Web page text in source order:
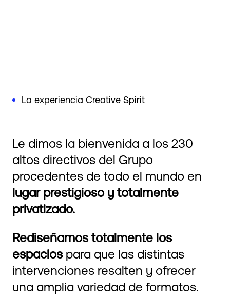
La experiencia Creative Spirit
Le dimos la bienvenida a los 230
altos directivos del Grupo
procedentes de todo el mundo en
lugar prestigioso y totalmente
privatizado.
Rediseñamos totalmente los
espaciospara que las distintas
intervenciones resalten y ofrecer
una amplia variedad de formatos.